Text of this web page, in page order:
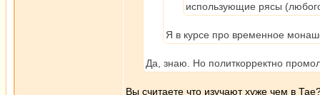
использующие рясы
Я в курсе про временное
Да, знаю. Но политкорректно
Вы считаете что изучают хуже чем в